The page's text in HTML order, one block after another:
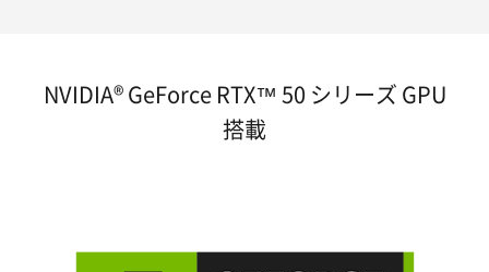
NVIDIA® GeForce RTX™ 50 シリーズ GPU
搭載